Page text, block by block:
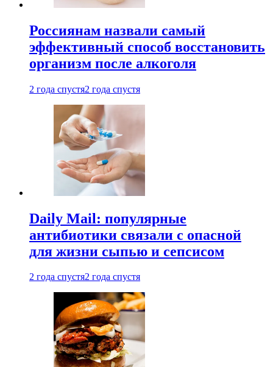
Россиянам назвали самый
эффективный способ восстановить
организм после алкоголя
2 года спустя2 года спустя
Daily Mail: популярные
антибиотики связали с опасной
для жизни сыпью и сепсисом
2 года спустя2 года спустя